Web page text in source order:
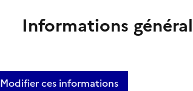
Informations
Modifier ces informations